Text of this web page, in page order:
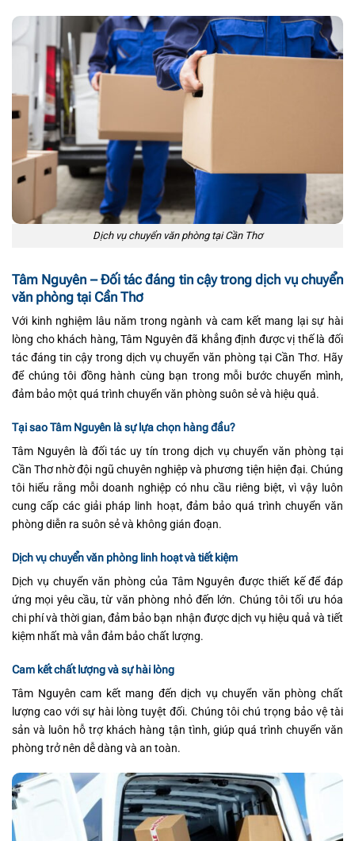
Dịch vụ chuyển văn phòng tại Cần Thơ
Tâm Nguyên – Đối tác đáng tin cậy trong dịch vụ chuyển
văn phòng tại Cần Thơ
Với kinh nghiệm lâu năm trong ngành và cam kết mang lại sự hài
lòng cho khách hàng, Tâm Nguyên đã khẳng định được vị thế là đối
tác đáng tin cậy trong dịch vụ chuyển văn phòng tại Cần Thơ. Hãy
để chúng tôi đồng hành cùng bạn trong mỗi bước chuyển mình,
đảm bảo một quá trình chuyển văn phòng suôn sẻ và hiệu quả.
Tại sao Tâm Nguyên là sự lựa chọn hàng đầu?
Tâm Nguyên là đối tác uy tín trong dịch vụ chuyển văn phòng tại
Cần Thơ nhờ đội ngũ chuyên nghiệp và phương tiện hiện đại. Chúng
tôi hiểu rằng mỗi doanh nghiệp có nhu cầu riêng biệt, vì vậy luôn
cung cấp các giải pháp linh hoạt, đảm bảo quá trình chuyển văn
phòng diễn ra suôn sẻ và không gián đoạn.
Dịch vụ chuyển văn phòng linh hoạt và tiết kiệm
Dịch vụ chuyển văn phòng của Tâm Nguyên được thiết kế để đáp
ứng mọi yêu cầu, từ văn phòng nhỏ đến lớn. Chúng tôi tối ưu hóa
chi phí và thời gian, đảm bảo bạn nhận được dịch vụ hiệu quả và tiết
kiệm nhất mà vẫn đảm bảo chất lượng.
Cam kết chất lượng và sự hài lòng
Tâm Nguyên cam kết mang đến dịch vụ chuyển văn phòng chất
lượng cao với sự hài lòng tuyệt đối. Chúng tôi chú trọng bảo vệ tài
sản và luôn hỗ trợ khách hàng tận tình, giúp quá trình chuyển văn
phòng trở nên dễ dàng và an toàn.